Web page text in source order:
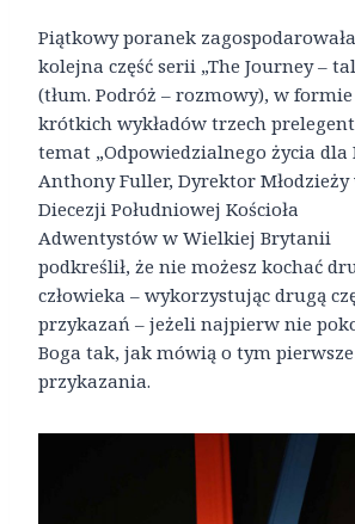
Piątkowy poranek zagospodarowała
kolejna część serii „The Journey –
(tłum. Podróż – rozmowy), w formie
krótkich wykładów trzech
temat „Odpowiedzialnego życia dla
Anthony Fuller, Dyrektor Młodzieży
Diecezji Południowej Kościoła
Adwentystów w Wielkiej Brytanii
podkreślił, że nie możesz kochać
człowieka – wykorzystując drugą
przykazań – jeżeli najpierw nie
Boga tak, jak mówią o tym
przykazania.